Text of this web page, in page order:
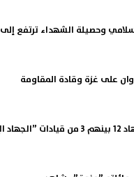
وحصيلة الشهداء ترتفع إلى 25
على غزة وقادة المقاومة